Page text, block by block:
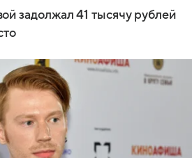
задолжал 41 тысячу рублей